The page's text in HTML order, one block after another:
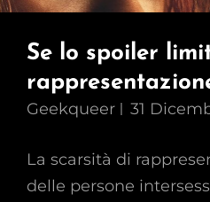
Se lo spoiler
Geekqueer 31
La scarsità di
delle persone